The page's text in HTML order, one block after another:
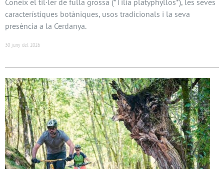
característiques botàniques, usos tradicionals i la seva
presència a la Cerdanya.
30 juny del 2026